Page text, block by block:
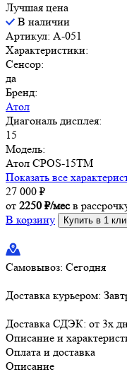
Лучшая цена
В наличии
Артикул: A-051
Характеристики:
Сенсор:
да
Бренд:
Атол
Диагональ дисплея:
15
Модель:
Атол CPOS-15TM
Показать все
27 000 ₽
от 2250 ₽/месв
В корзину
Купить в 1
Самовывоз: Сегодня
Доставка курьером:
Доставка СДЭК: от 3х
Описание и
Оплата и доставка
Описание